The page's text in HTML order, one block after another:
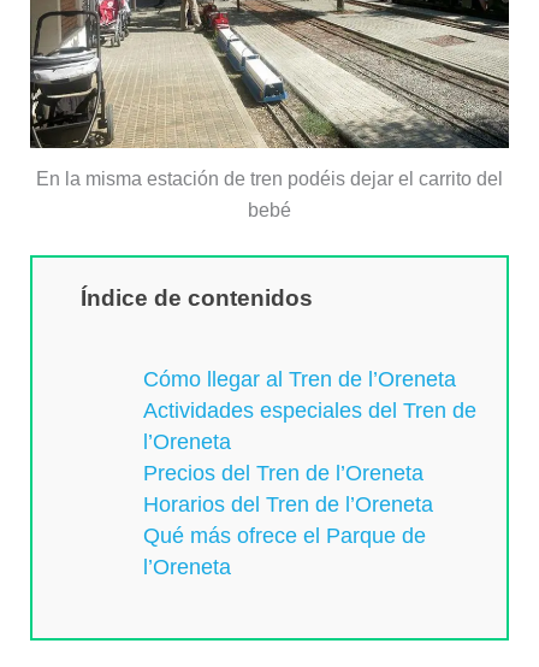
En la misma estación de tren podéis dejar el carrito del
bebé
Índice de contenidos
Cómo llegar al Tren de l’Oreneta
Actividades especiales del Tren de
l’Oreneta
Precios del Tren de l’Oreneta
Horarios del Tren de l’Oreneta
Qué más ofrece el Parque de
l’Oreneta